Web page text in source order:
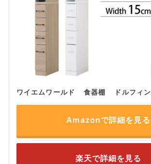
ワイエムワールド 食器棚 ドルフィン
Amazonで詳細を見る
楽天で詳細を見る